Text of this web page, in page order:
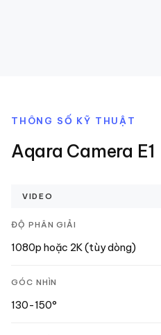
THÔNG SỐ KỸ THUẬT
Aqara Camera E1
VIDEO
ĐỘ PHÂN GIẢI
1080p hoặc 2K (tùy dòng)
GÓC NHÌN
130-150°